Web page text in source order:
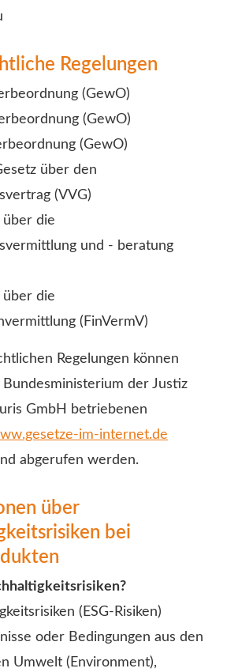
Regelungen
(GewO)
(GewO)
(GewO)
über den
(VVG)
über die
und - beratung
über die
(FinVermV)
Regelungen können
der Justiz
GmbH betriebenen
im-internet.de
abgerufen werden.
über
bei
(ESG-Risiken)
oder Bedingungen aus den
Umwelt (Environment),